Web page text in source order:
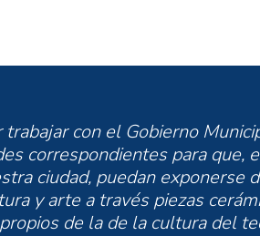
trabajar con el Gobierno
correspondientes para que,
ciudad, puedan exponerse
y arte a través piezas
de la de la cultura del